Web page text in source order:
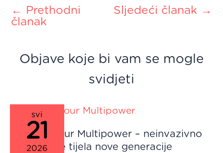
← Prethodni
članak
Sljedeći članak →
Objave koje bi vam se mogle
svidjeti
svi
21
2026
Med Contour Multipower – neinvazivno
oblikovanje tijela nove generacije